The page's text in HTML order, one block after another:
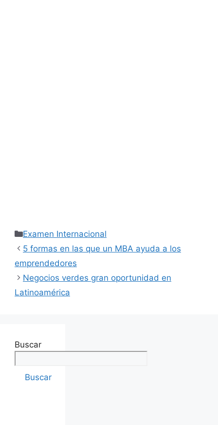
Examen Internacional
5 formas en las que un MBA ayuda a los
emprendedores
Negocios verdes gran oportunidad en
Latinoamérica
Buscar
Buscar